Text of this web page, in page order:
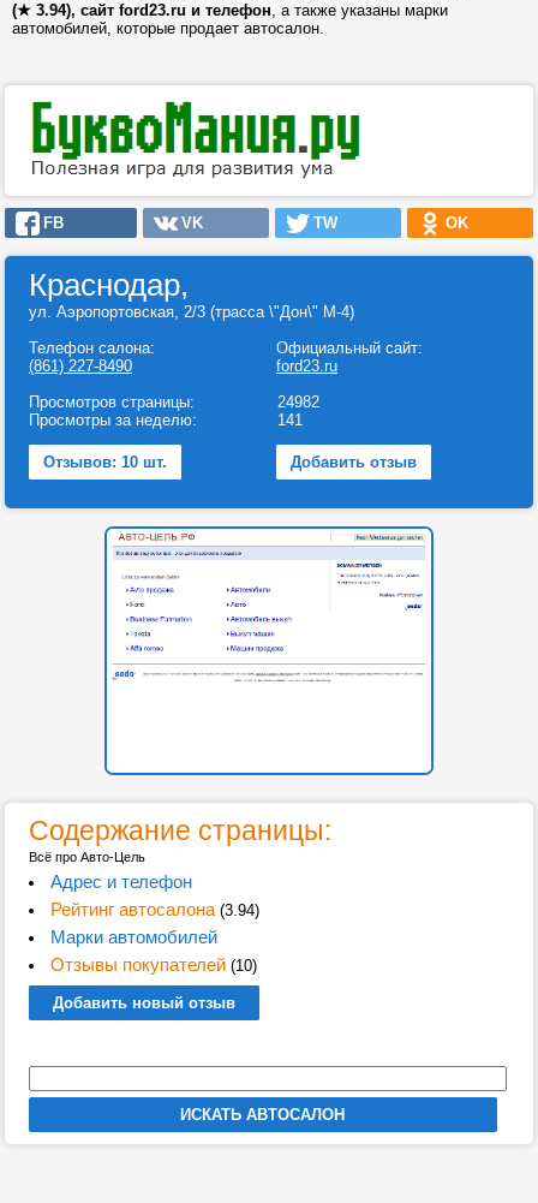
(★ 3.94), сайт ford23.ru и телефон, а также указаны марки
автомобилей, которые продает автосалон.
FB VK TW OK
Краснодар,
ул. Аэропортовская, 2/3 (трасса \"Дон\" М-4)
Телефон салона:
(861) 227-8490
Официальный сайт:
ford23.ru
Просмотров страницы:
Просмотры за неделю:
24982
141
Отзывов: 10 шт. Добавить отзыв
Содержание страницы:
Всё про Авто-Цель
Адрес и телефон
Рейтинг автосалона(3.94)
Марки автомобилей
Отзывы покупателей(10)
Добавить новый отзыв